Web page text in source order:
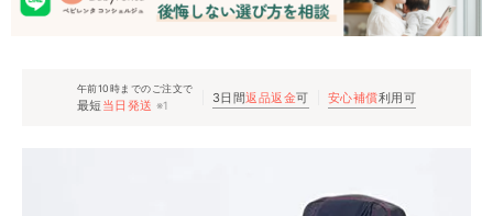
午前10時までのご注文で
最短 当日発送 ※1 3日間返品返金可 安心補償利用可